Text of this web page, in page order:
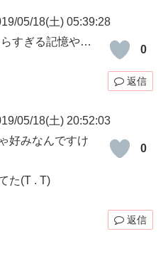
05/18(土) 05:39:28
0
すぎる記憶や…
返信
05/18(土) 20:52:03
0
好みなんですけ
た(T . T)
返信